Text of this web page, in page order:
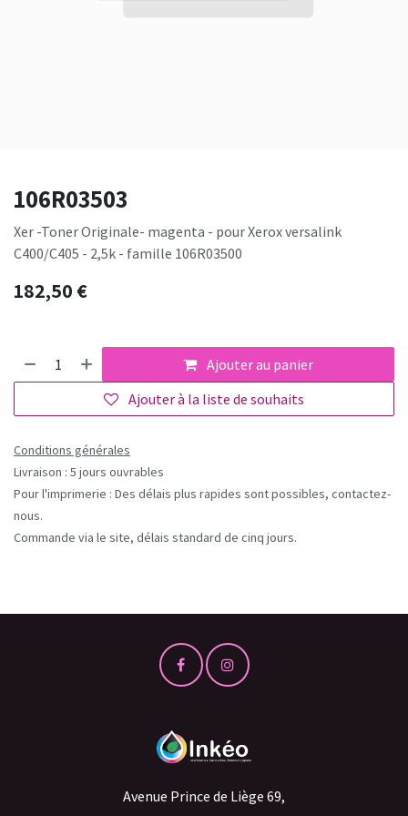
106R03503
Xer -Toner Originale- magenta - pour Xerox versalink
C400/C405 - 2,5k - famille 106R03500
182,50€
Ajouter au panier
Ajouter à la liste de souhaits
Conditions générales
Livraison : 5 jours ouvrables
Pour l'imprimerie : Des délais plus rapides sont possibles, contactez-
nous.
Commande via le site, délais standard de cinq jours.
Avenue Prince de Liège 69,